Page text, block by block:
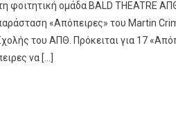
φοιτητική ομάδα BALD THEATRE
«Απόπειρες» του Martin
του ΑΠΘ. Πρόκειται για 17
να […]